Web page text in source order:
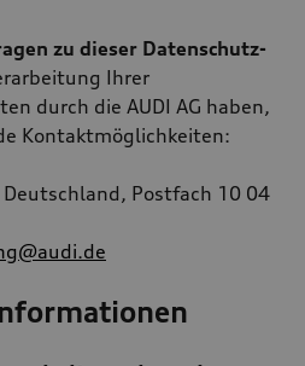
zu dieser Datenschutz-
Ihrer
durch die AUDI AG haben,
Kontaktmöglichkeiten:
Postfach 10 04